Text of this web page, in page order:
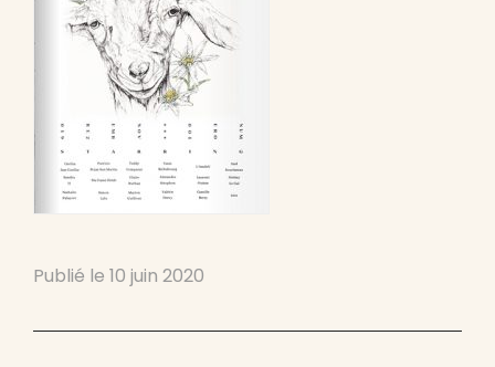
Publié le 10 juin 2020